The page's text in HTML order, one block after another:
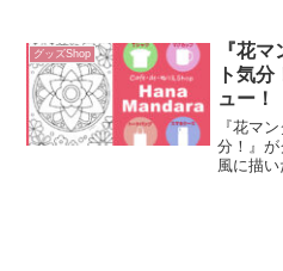
リップ
花だと
グッズShop
『花
ト気
ュー！
『花マ
分！』が
風に描